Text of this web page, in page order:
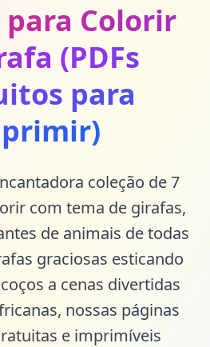
para Colorir
(PDFs
para
coleção de 7
com tema de girafas,
de animais de todas
graciosas esticando
a cenas divertidas
nossas páginas
e imprimíveis